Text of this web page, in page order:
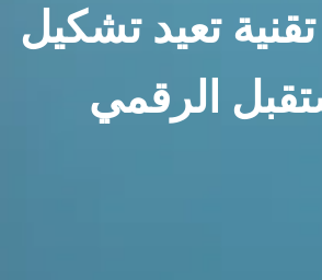
تعيد تشكيل
الرقمي